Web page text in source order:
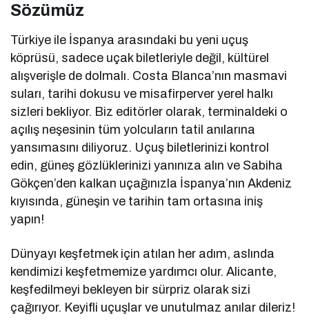
Sözümüz
Türkiye ile İspanya arasındaki bu yeni uçuş
köprüsü, sadece uçak biletleriyle değil, kültürel
alışverişle de dolmalı. Costa Blanca’nın masmavi
suları, tarihi dokusu ve misafirperver yerel halkı
sizleri bekliyor. Biz editörler olarak, terminaldeki o
açılış neşesinin tüm yolcuların tatil anılarına
yansımasını diliyoruz. Uçuş biletlerinizi kontrol
edin, güneş gözlüklerinizi yanınıza alın ve Sabiha
Gökçen’den kalkan uçağınızla İspanya’nın Akdeniz
kıyısında, güneşin ve tarihin tam ortasına iniş
yapın!
Dünyayı keşfetmek için atılan her adım, aslında
kendimizi keşfetmemize yardımcı olur. Alicante,
keşfedilmeyi bekleyen bir sürpriz olarak sizi
çağırıyor. Keyifli uçuşlar ve unutulmaz anılar dileriz!